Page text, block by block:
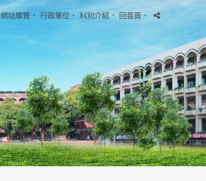
網站導覽 ． 行政單位 ． 科別介紹． 回首頁．